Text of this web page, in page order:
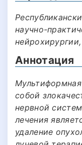
научно-
Аннотация
собой
нервной
лечения
удаление